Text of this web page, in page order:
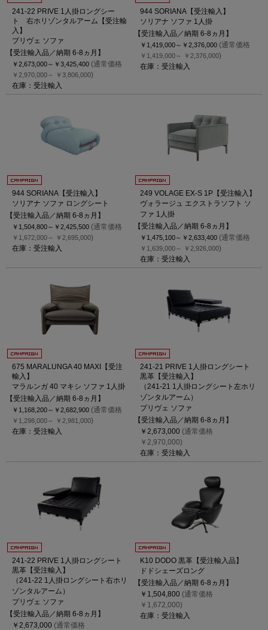
241-22 PRIVE 1人掛ロングシー
ト 右ホリゾンタルアーム【受注輸
入】
プリヴェ ソファ
【受注輸入品／納期 6-8ヵ月】
￥2,673,000～ ￥3,425,400 (通常価格
￥2,970,000～ ￥3,806,000)
在庫：受注輸入
944 SORIANA【受注輸入】
ソリアナ ソファ 1人掛
【受注輸入品／納期 6-8ヵ月】
￥1,419,000～ ￥2,376,000 (通常価格
￥1,419,000～ ￥2,376,000)
在庫：受注輸入
944 SORIANA【受注輸入】
ソリアナ ソファ ロングシート
【受注輸入品／納期 6-8ヵ月】
￥1,504,800～ ￥2,425,500 (通常価格
￥1,672,000～ ￥2,695,000)
在庫：受注輸入
249 VOLAGE EX-S 1P【受注輸入】
ヴォラージュ エクストラソフト ソ
ファ 1人掛
【受注輸入品／納期 6-8ヵ月】
￥1,475,100～ ￥2,633,400 (通常価格
￥1,639,000～ ￥2,926,000)
在庫：受注輸入
675 MARALUNGA 40 MAXI【受注
輸入】
マラルンガ 40 マキシ ソファ 1人掛
【受注輸入品／納期 6-8ヵ月】
￥1,168,200～ ￥2,682,900 (通常価格
￥1,298,000～ ￥2,981,000)
在庫：受注輸入
241-21 PRIVE 1人掛ロングシート
黒革【受注輸入】
（241-21 1人掛ロングシート左ホリ
ゾンタルアーム）
プリヴェ ソファ
【受注輸入品／納期 6-8ヵ月】
￥2,673,000 (通常価格
￥2,970,000)
在庫：受注輸入
241-22 PRIVE 1人掛ロングシート
黒革【受注輸入】
（241-22 1人掛ロングシート右ホリ
ゾンタルアーム）
プリヴェ ソファ
【受注輸入品／納期 6-8ヵ月】
￥2,673,000 (通常価格
K10 DODO 黒革【受注輸入品】
ドドシェーズロング
【受注輸入品／納期 6-8ヵ月】
￥1,504,800 (通常価格
￥1,672,000)
在庫：受注輸入